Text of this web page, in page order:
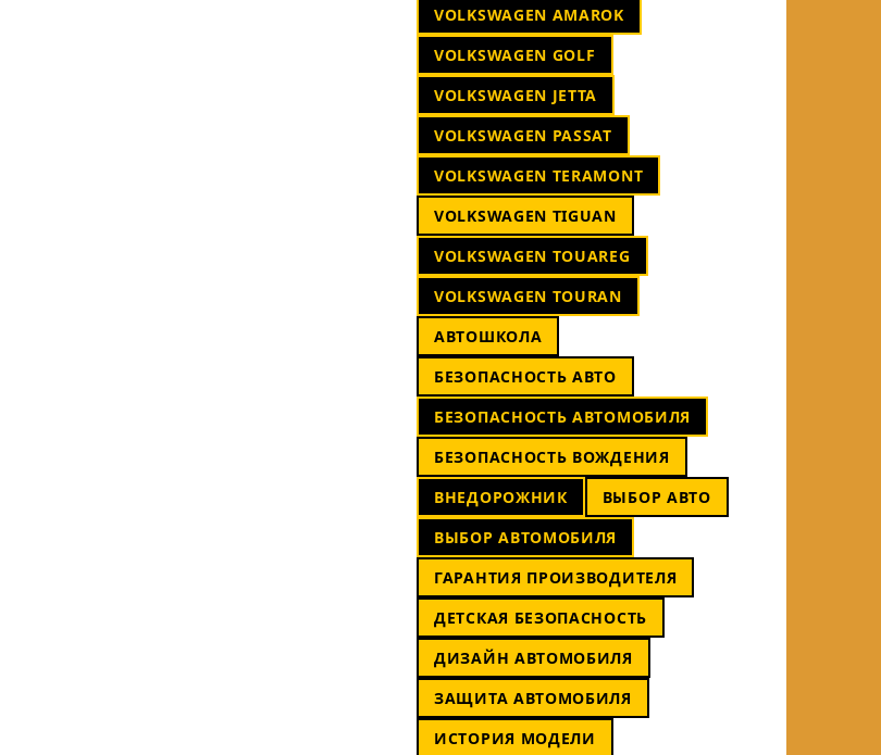
VOLKSWAGEN AMAROK
VOLKSWAGEN GOLF
VOLKSWAGEN JETTA
VOLKSWAGEN PASSAT
VOLKSWAGEN TERAMONT
VOLKSWAGEN TIGUAN
VOLKSWAGEN TOUAREG
VOLKSWAGEN TOURAN
АВТОШКОЛА
БЕЗОПАСНОСТЬ АВТО
БЕЗОПАСНОСТЬ АВТОМОБИЛЯ
БЕЗОПАСНОСТЬ ВОЖДЕНИЯ
ВНЕДОРОЖНИК
ВЫБОР АВТО
ВЫБОР АВТОМОБИЛЯ
ГАРАНТИЯ ПРОИЗВОДИТЕЛЯ
ДЕТСКАЯ БЕЗОПАСНОСТЬ
ДИЗАЙН АВТОМОБИЛЯ
ЗАЩИТА АВТОМОБИЛЯ
ИСТОРИЯ МОДЕЛИ